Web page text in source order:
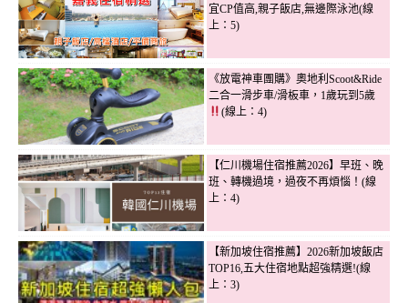
宜CP值高,親子飯店,無邊際泳池(線
上：5)
《放電神車團購》奧地利Scoot&Ride
二合一滑步車/滑板車，1歲玩到5歲
(線上：4)
【仁川機場住宿推薦2026】早班、晚
班、轉機過境，過夜不再煩惱！(線
上：4)
【新加坡住宿推薦】2026新加坡飯店
TOP16,五大住宿地點超強精選!(線
上：3)